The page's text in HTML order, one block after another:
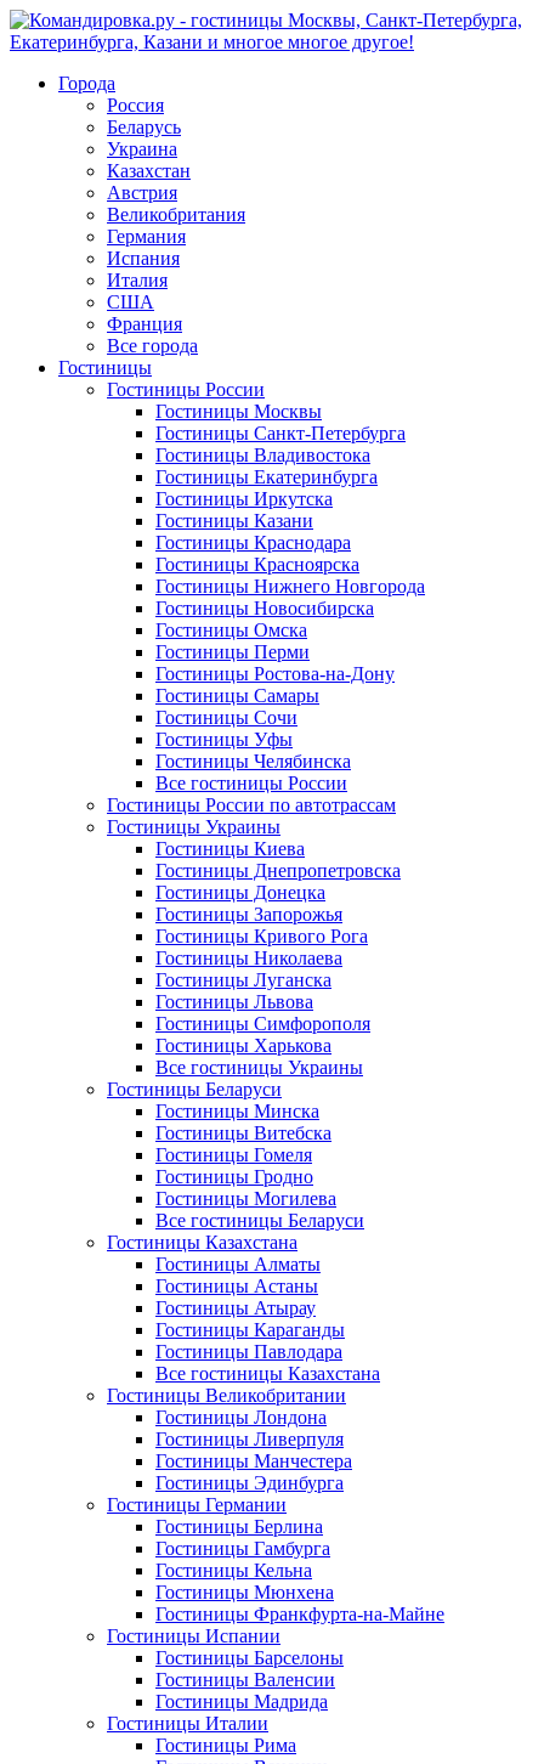
Города
Россия
Беларусь
Украина
Казахстан
Австрия
Великобритания
Германия
Испания
Италия
США
Франция
Все города
Гостиницы
Гостиницы России
Гостиницы Mосквы
Гостиницы Санкт-Петербурга
Гостиницы Владивостока
Гостиницы Екатеринбурга
Гостиницы Иркутска
Гостиницы Казани
Гостиницы Краснодара
Гостиницы Красноярска
Гостиницы Нижнего Новгорода
Гостиницы Новосибирска
Гостиницы Омска
Гостиницы Перми
Гостиницы Ростова-на-Дону
Гостиницы Самары
Гостиницы Сочи
Гостиницы Уфы
Гостиницы Челябинска
Все гостиницы России
Гостиницы России по автотрассам
Гостиницы Украины
Гостиницы Киева
Гостиницы Днепропетровска
Гостиницы Донецка
Гостиницы Запорожья
Гостиницы Кривого Рога
Гостиницы Николаева
Гостиницы Луганска
Гостиницы Львова
Гостиницы Симфорополя
Гостиницы Харькова
Все гостиницы Украины
Гостиницы Беларуси
Гостиницы Минска
Гостиницы Витебска
Гостиницы Гомеля
Гостиницы Гродно
Гостиницы Могилева
Все гостиницы Беларуси
Гостиницы Казахстана
Гостиницы Алматы
Гостиницы Астаны
Гостиницы Атырау
Гостиницы Караганды
Гостиницы Павлодара
Все гостиницы Казахстана
Гостиницы Великобритании
Гостиницы Лондона
Гостиницы Ливерпуля
Гостиницы Манчестера
Гостиницы Эдинбурга
Гостиницы Германии
Гостиницы Берлина
Гостиницы Гамбурга
Гостиницы Кельна
Гостиницы Мюнхена
Гостиницы Франкфурта-на-Майне
Гостиницы Испании
Гостиницы Барселоны
Гостиницы Валенсии
Гостиницы Мадрида
Гостиницы Италии
Гостиницы Рима